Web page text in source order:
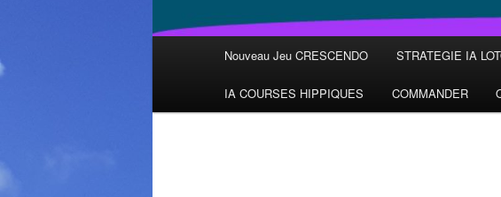
Aller
au
Nouveau Jeu CRESCENDO STRATEGIE IA
IA COURSES HIPPIQUES COMMANDER